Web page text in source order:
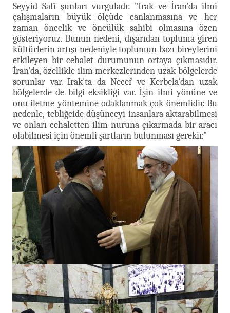
Seyyid Safî şunları vurguladı: "Irak ve İran'da ilmi
çalışmaların büyük ölçüde canlanmasına ve her
zaman öncelik ve öncülük sahibi olmasına özen
gösteriyoruz. Bunun nedeni, dışarıdan topluma giren
kültürlerin artışı nedeniyle toplumun bazı bireylerini
etkileyen bir cehalet durumunun ortaya çıkmasıdır.
İran'da, özellikle ilim merkezlerinden uzak bölgelerde
sorunlar var. Irak'ta da Necef ve Kerbela'dan uzak
bölgelerde de bilgi eksikliği var. İşin ilmi yönüne ve
onu iletme yöntemine odaklanmak çok önemlidir. Bu
nedenle, tebliğcide düşünceyi insanlara aktarabilmesi
ve onları cehaletten ilim nuruna çıkarmada bir aracı
olabilmesi için önemli şartların bulunması gerekir."